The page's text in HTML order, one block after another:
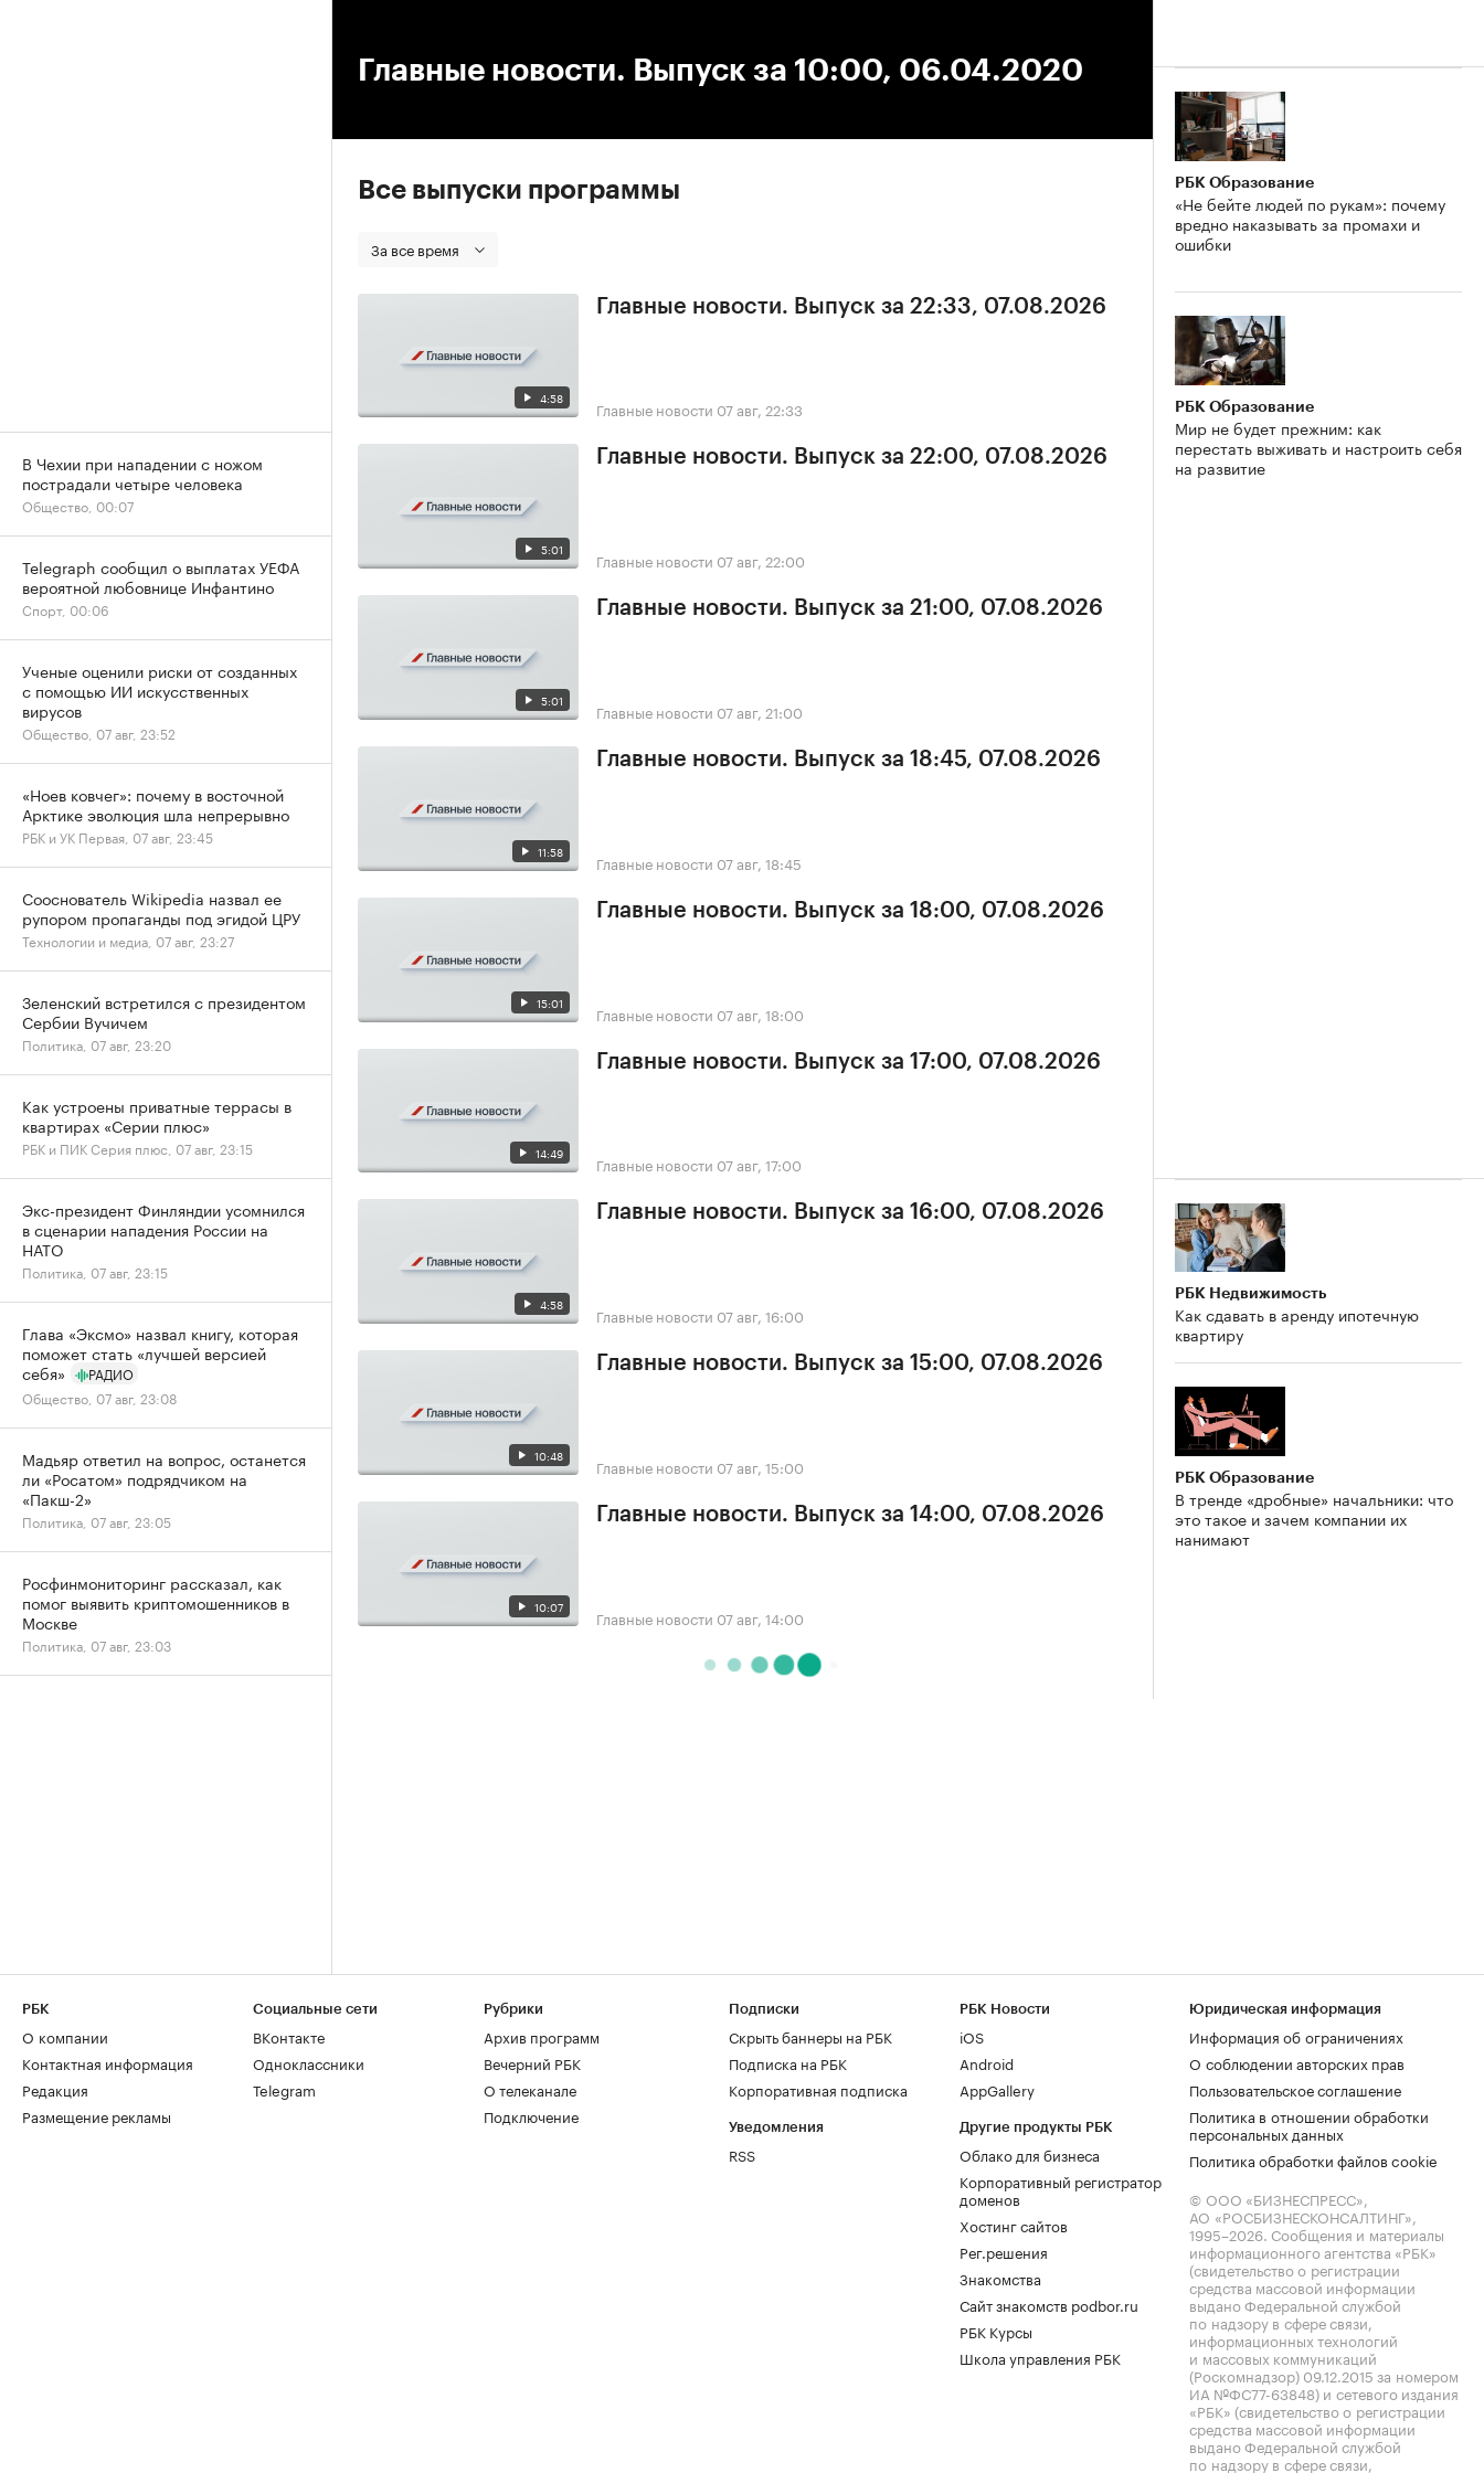
Главные новости. Выпуск за 10:00, 06.04.2020
Все выпуски программы
За все время
4:58
Главные новости. Выпуск за 22:33, 07.08.2026
Главные новости 07 авг, 22:33
5:01
Главные новости. Выпуск за 22:00, 07.08.2026
Главные новости 07 авг, 22:00
5:01
Главные новости. Выпуск за 21:00, 07.08.2026
Главные новости 07 авг, 21:00
11:58
Главные новости. Выпуск за 18:45, 07.08.2026
Главные новости 07 авг, 18:45
15:01
Главные новости. Выпуск за 18:00, 07.08.2026
Главные новости 07 авг, 18:00
14:49
Главные новости. Выпуск за 17:00, 07.08.2026
Главные новости 07 авг, 17:00
4:58
Главные новости. Выпуск за 16:00, 07.08.2026
Главные новости 07 авг, 16:00
10:48
Главные новости. Выпуск за 15:00, 07.08.2026
Главные новости 07 авг, 15:00
10:07
Главные новости. Выпуск за 14:00, 07.08.2026
Главные новости 07 авг, 14:00
РБК Образование
«Не бейте людей по рукам»: почему
вредно наказывать за промахи и
ошибки
РБК Образование
Мир не будет прежним: как
перестать выживать и настроить себя
на развитие
РБК Недвижимость
Как сдавать в аренду ипотечную
квартиру
РБК Образование
В тренде «дробные» начальники: что
это такое и зачем компании их
нанимают
В Чехии при нападении с ножом
пострадали четыре человека
Общество, 00:07
Telegraph сообщил о выплатах УЕФА
вероятной любовнице Инфантино
Спорт, 00:06
Ученые оценили риски от созданных
с помощью ИИ искусственных
вирусов
Общество, 07 авг, 23:52
«Ноев ковчег»: почему в восточной
Арктике эволюция шла непрерывно
РБК и УК Первая, 07 авг, 23:45
Сооснователь Wikipedia назвал ее
рупором пропаганды под эгидой ЦРУ
Технологии и медиа, 07 авг, 23:27
Зеленский встретился с президентом
Сербии Вучичем
Политика, 07 авг, 23:20
Как устроены приватные террасы в
квартирах «Серии плюс»
РБК и ПИК Серия плюс, 07 авг, 23:15
Экс-президент Финляндии усомнился
в сценарии нападения России на
НАТО
Политика, 07 авг, 23:15
Глава «Эксмо» назвал книгу, которая
поможет стать «лучшей версией
себя»
РАДИО
Общество, 07 авг, 23:08
Мадьяр ответил на вопрос, останется
ли «Росатом» подрядчиком на
«Пакш-2»
Политика, 07 авг, 23:05
Росфинмониторинг рассказал, как
помог выявить криптомошенников в
Москве
Политика, 07 авг, 23:03
РБК
О компании
Контактная информация
Редакция
Размещение рекламы
Социальные сети
ВКонтакте
Одноклассники
Telegram
Рубрики
Архив программ
Вечерний РБК
О телеканале
Подключение
Подписки
Скрыть баннеры на РБК
Подписка на РБК
Корпоративная подписка
Уведомления
RSS
РБК Новости
iOS
Android
AppGallery
Другие продукты РБК
Облако для бизнеса
Корпоративный регистратор
доменов
Хостинг сайтов
Рег.решения
Знакомства
Сайт знакомств podbor.ru
РБК Курсы
Школа управления РБК
Юридическая информация
Информация об ограничениях
О соблюдении авторских прав
Пользовательское соглашение
Политика в отношении обработки
персональных данных
Политика обработки файлов cookie
© ООО «БИЗНЕСПРЕСС»,
АО «РОСБИЗНЕСКОНСАЛТИНГ»,
1995–2026. Сообщения и материалы
информационного агентства «РБК»
(свидетельство о регистрации
средства массовой информации
выдано Федеральной службой
по надзору в сфере связи,
информационных технологий
и массовых коммуникаций
(Роскомнадзор) 09.12.2015 за номером
ИА №ФС77-63848) и сетевого издания
«РБК» (свидетельство о регистрации
средства массовой информации
выдано Федеральной службой
по надзору в сфере связи,